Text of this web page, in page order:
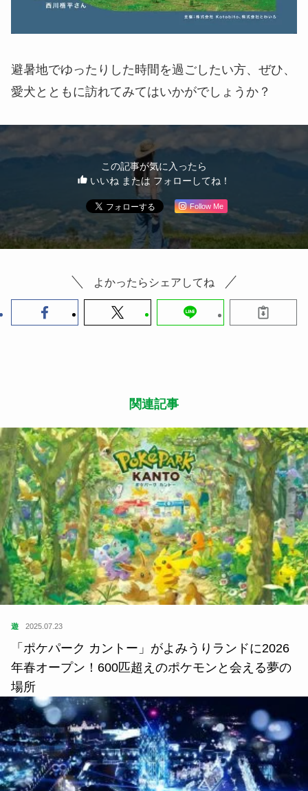
避暑地でゆったりした時間を過ごしたい方、ぜひ、
愛犬とともに訪れてみてはいかがでしょうか？
この記事が気に入ったら
いいね または フォローしてね！
Follow Me
よかったらシェアしてね
関連記事
遊 2025.07.23
「ポケパーク カントー」がよみうりランドに2026
年春オープン！600匹超えのポケモンと会える夢の
場所